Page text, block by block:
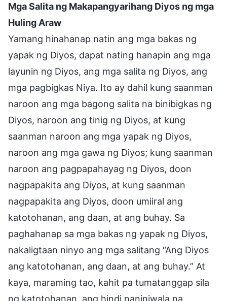
Mga Salita ng Makapangyarihang Diyos ng mga
Huling Araw
Yamang hinahanap natin ang mga bakas ng
yapak ng Diyos, dapat nating hanapin ang mga
layunin ng Diyos, ang mga salita ng Diyos, ang
mga pagbigkas Niya. Ito ay dahil kung saanman
naroon ang mga bagong salita na binibigkas ng
Diyos, naroon ang tinig ng Diyos, at kung
saanman naroon ang mga yapak ng Diyos,
naroon ang mga gawa ng Diyos; kung saanman
naroon ang pagpapahayag ng Diyos, doon
nagpapakita ang Diyos, at kung saanman
nagpapakita ang Diyos, doon umiiral ang
katotohanan, ang daan, at ang buhay. Sa
paghahanap sa mga bakas ng yapak ng Diyos,
nakaligtaan ninyo ang mga salitang “Ang Diyos
ang katotohanan, ang daan, at ang buhay.” At
kaya, maraming tao, kahit pa tumatanggap sila
ng katotohanan, ang hindi naniniwala na